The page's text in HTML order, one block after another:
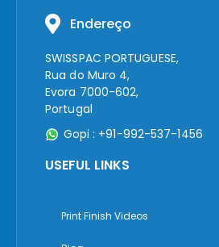
Endereço
SWISSPAC PORTUGUESE,
Rua do Muro 4,
Evora 7000-602,
Portugal
Gopi : +91-992-537-1456
USEFUL LINKS
Print Finish Videos